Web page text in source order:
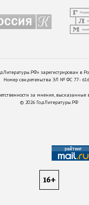
зарегистрирован в
Номер свидетельства ЭЛ № ФС 77 -
за мнения, высказанные
© 2026 ГодЛитературы.РФ
16+